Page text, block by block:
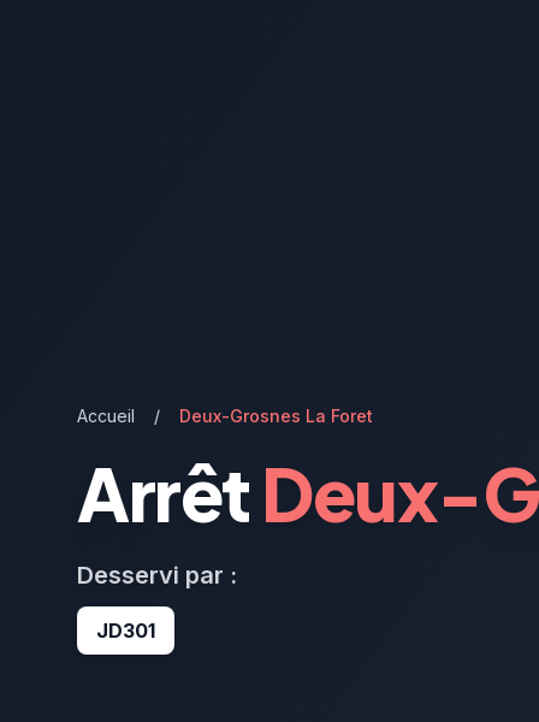
Accueil / Deux-Grosnes La Foret
ArrêtDeux-
Desservi par :
JD301